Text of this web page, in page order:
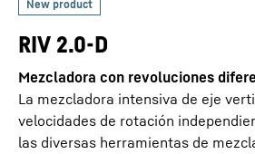
RIV 2.0-D
Mezcladora con revoluciones
La mezcladora intensiva de eje
velocidades de rotación
las diversas herramientas de